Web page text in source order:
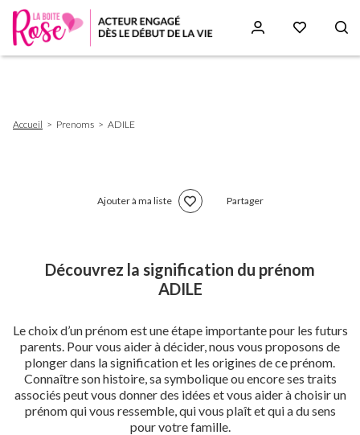
d'Ariane
Accueil Prenoms ADILE
Ajouter à ma liste Partager
Découvrez la signification du prénom
ADILE
Le choix d’un prénom est une étape importante pour les futurs
parents. Pour vous aider à décider, nous vous proposons de
plonger dans la signification et les origines de ce prénom.
Connaître son histoire, sa symbolique ou encore ses traits
associés peut vous donner des idées et vous aider à choisir un
prénom qui vous ressemble, qui vous plaît et qui a du sens
pour votre famille.